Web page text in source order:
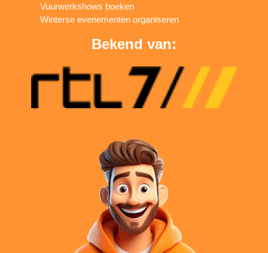
Vuurwerkshows boeken
Winterse evenementen organiseren
Bekend van: